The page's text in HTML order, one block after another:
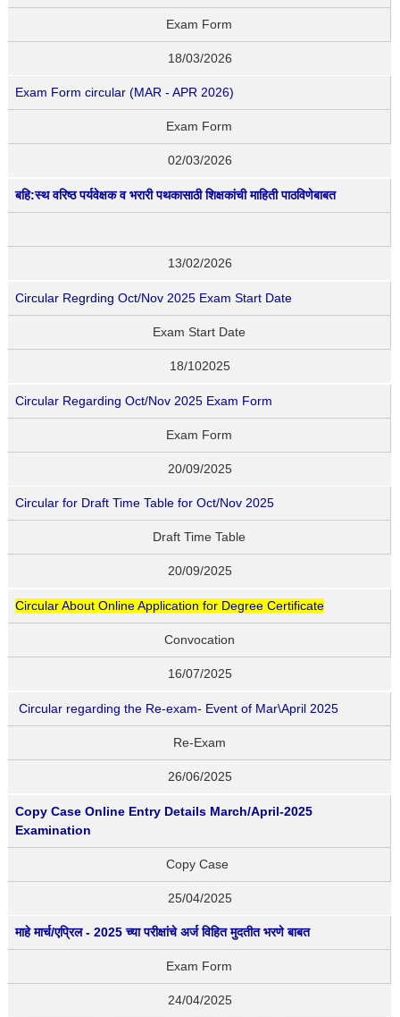
Exam Form
18/03/2026
Exam Form circular (MAR - APR 2026)
Exam Form
02/03/2026
बहि:स्थ वरिष्ठ पर्यवेक्षक व भरारी पथकासाठी शिक्षकांची माहिती पाठविणेबाबत
13/02/2026
Circular Regrding Oct/Nov 2025 Exam Start Date
Exam Start Date
18/102025
Circular Regarding Oct/Nov 2025 Exam Form
Exam Form
20/09/2025
Circular for Draft Time Table for Oct/Nov 2025
Draft Time Table
20/09/2025
Circular About Online Application for Degree Certificate
Convocation
16/07/2025
Circular regarding the Re-exam- Event of Mar\April 2025
Re-Exam
26/06/2025
Copy Case Online Entry Details March/April-2025
Examination
Copy Case
25/04/2025
माहे मार्च/एप्रिल - 2025 च्या परीक्षांचे अर्ज विहित मुदतीत भरणे बाबत
Exam Form
24/04/2025